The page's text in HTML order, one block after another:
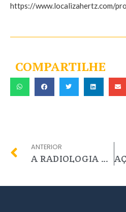
https://www.localizahertz.com/
COMPARTILHE
ANTERIOR
A RADIOLOGIA MUDOU A MINHA VIDA